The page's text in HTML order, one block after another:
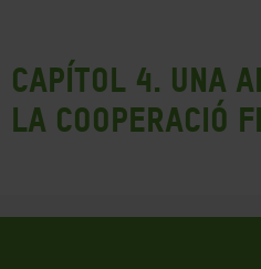
Capítol 4. Una
la cooperació